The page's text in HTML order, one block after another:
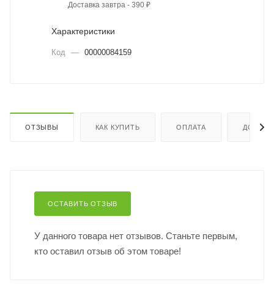
Доставка завтра - 390 ₽
Характеристики
Код — 00000084159
ОТЗЫВЫ КАК КУПИТЬ ОПЛАТА
ОСТАВИТЬ ОТЗЫВ
У данного товара нет отзывов. Станьте первым,
кто оставил отзыв об этом товаре!